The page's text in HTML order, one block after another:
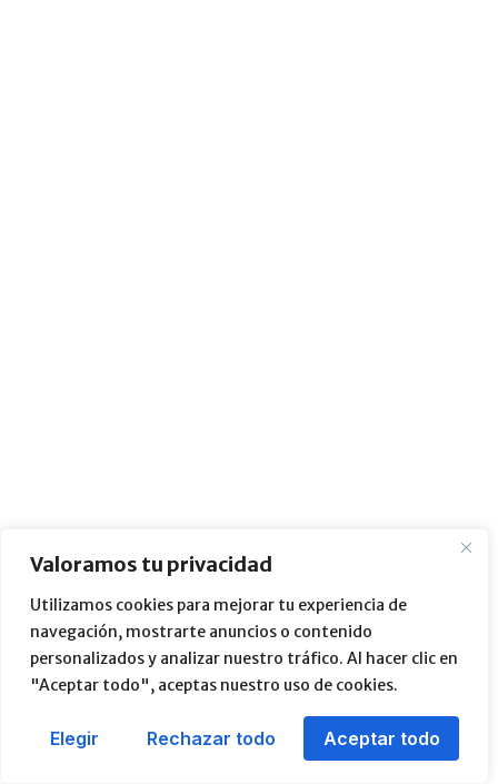
Valoramos tu privacidad
Utilizamos cookies para mejorar tu experiencia de
navegación, mostrarte anuncios o contenido
personalizados y analizar nuestro tráfico. Al hacer clic en
"Aceptar todo", aceptas nuestro uso de cookies.
Elegir Rechazar todo Aceptar todo